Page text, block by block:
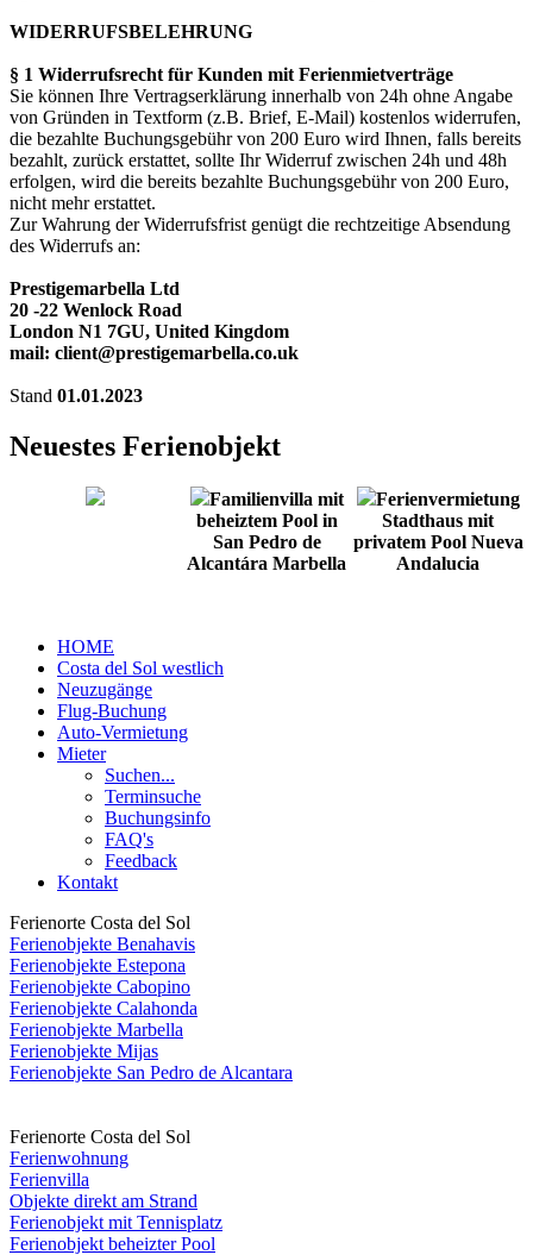
WIDERRUFSBELEHRUNG
§ 1 Widerrufsrecht für Kunden mit Ferienmietverträge
Sie können Ihre Vertragserklärung innerhalb von 24h ohne Angabe
von Gründen in Textform (z.B. Brief, E-Mail) kostenlos widerrufen,
die bezahlte Buchungsgebühr von 200 Euro wird Ihnen, falls bereits
bezahlt, zurück erstattet, sollte Ihr Widerruf zwischen 24h und 48h
erfolgen, wird die bereits bezahlte Buchungsgebühr von 200 Euro,
nicht mehr erstattet.
Zur Wahrung der Widerrufsfrist genügt die rechtzeitige Absendung
des Widerrufs an:
Prestigemarbella Ltd
20 -22 Wenlock Road
London N1 7GU, United Kingdom
mail: client@prestigemarbella.co.uk
Stand 01.01.2023
Neuestes Ferienobjekt
Familienvilla mit
beheiztem Pool in
San Pedro de
Alcantára Marbella
Ferienvermietung
Stadthaus mit
privatem Pool Nueva
Andalucia
HOME
Costa del Sol westlich
Neuzugänge
Flug-Buchung
Auto-Vermietung
Mieter
Suchen...
Terminsuche
Buchungsinfo
FAQ's
Feedback
Kontakt
Ferienorte Costa del Sol
Ferienobjekte Benahavis
Ferienobjekte Estepona
Ferienobjekte Cabopino
Ferienobjekte Calahonda
Ferienobjekte Marbella
Ferienobjekte Mijas
Ferienobjekte San Pedro de Alcantara
Ferienorte Costa del Sol
Ferienwohnung
Ferienvilla
Objekte direkt am Strand
Ferienobjekt mit Tennisplatz
Ferienobjekt beheizter Pool